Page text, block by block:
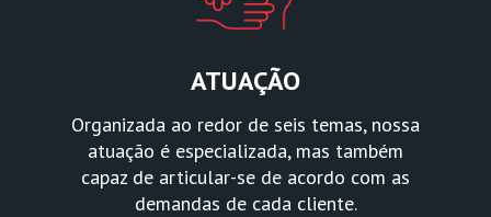
ATUAÇÃO
Organizada ao redor de seis temas, nossa
atuação é especializada, mas também
capaz de articular-se de acordo com as
demandas de cada cliente.